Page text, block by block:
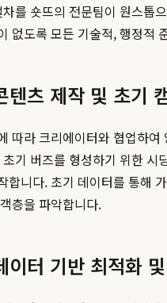
를 숏뜨의 전문팀이 원스톱
없도록 모든 기술적, 행정적
텐츠 제작 및 초기
따라 크리에이터와 협업하여
기 버즈를 형성하기 위한 시
합니다. 초기 데이터를 통해
층을 파악합니다.
이터 기반 최적화